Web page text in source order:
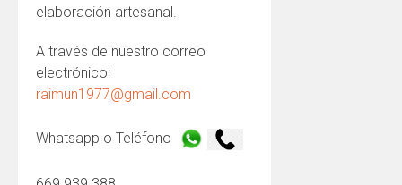
elaboración artesanal.
A través de nuestro correo
electrónico:
raimun1977@gmail.com
Whatsapp o Teléfono